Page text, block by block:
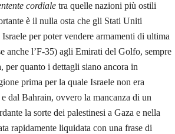
cordiale tra quelle nazioni più ostili
è il nulla osta che gli Stati Uniti
per poter vendere armamenti di ultima
anche l’F-35) agli Emirati del Golfo, sempre
per quanto i dettagli siano ancora in
prima per la quale Israele non era
dal Bahrain, ovvero la mancanza di un
la sorte dei palestinesi a Gaza e nella
rapidamente liquidata con una frase di